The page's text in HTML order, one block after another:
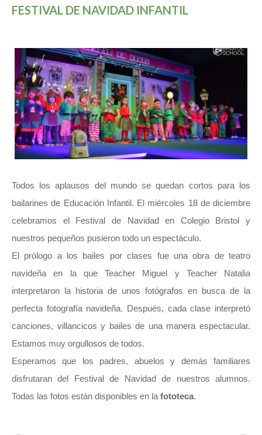
FESTIVAL DE NAVIDAD INFANTIL
Todos los aplausos del mundo se quedan cortos para los
bailarines de Educación Infantil. El miércoles 18 de diciembre
celebramos el Festival de Navidad en Colegio Bristol y
nuestros pequeños pusieron todo un espectáculo.
El prólogo a los bailes por clases fue una obra de teatro
navideña en la que Teacher Miguel y Teacher Natalia
interpretaron la historia de unos fotógrafos en busca de la
perfecta fotografía navideña. Después, cada clase interpretó
canciones, villancicos y bailes de una manera espectacular.
Estamos muy orgullosos de todos.
Esperamos que los padres, abuelos y demás familiares
disfrutaran del Festival de Navidad de nuestros alumnos.
Todas las fotos están disponibles en la fototeca.